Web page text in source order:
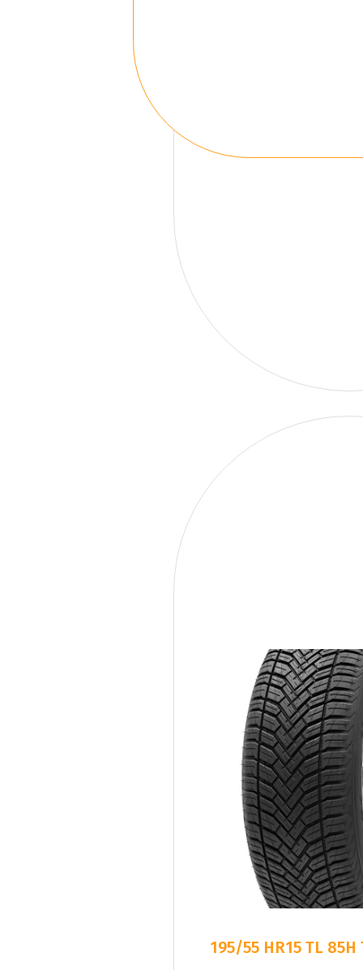
195/55 HR15 TL 85H